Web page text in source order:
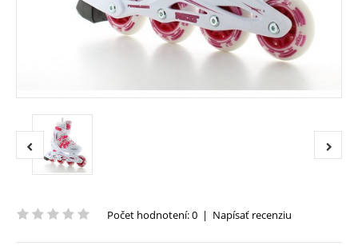
Počet hodnotení: 0 | Napísať recenziu